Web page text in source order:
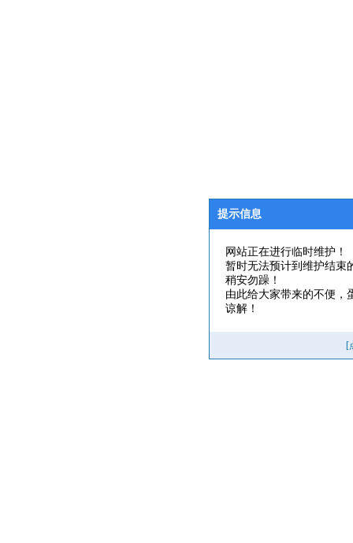
提示信息
网站正在进行临时维护！
暂时无法预计到维护结束
稍安勿躁！
由此给大家带来的不便，
谅解！
[